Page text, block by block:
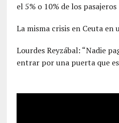
el 5% o 10% de los pasajeros
La misma crisis en Ceuta
Lourdes Reyzábal: “Nadie
entrar por una puerta que